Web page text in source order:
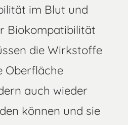
im Blut und
Biokompatibilität
die Wirkstoffe
Oberfläche
auch wieder
können und sie